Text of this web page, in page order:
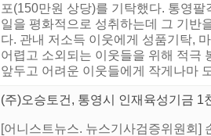
포(150만원 상당)를 기탁했다. 통영
일을 평화적으로 성취하는데 그 기반
다. 관내 저소득 이웃에게 성품기탁,
어렵고 소외되는 이웃들을 위해 적극
앞두고 어려운 이웃들에게 작게나마
(주)오승토건, 통영시 인재육성기금 1
[어니스트뉴스. 뉴스기사검증위원회]